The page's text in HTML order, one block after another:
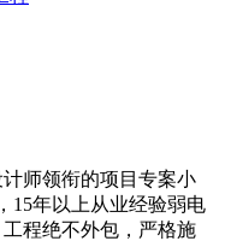
师领衔的项目专案小
15年以上从业经验弱电
程绝不外包，严格施